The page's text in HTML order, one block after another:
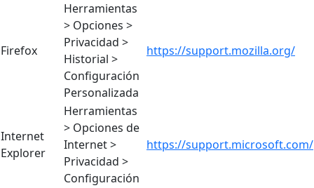
Firefox
Herramientas
> Opciones >
Privacidad >
Historial >
Configuración
Personalizada
https://support.mozilla.org/
Internet
Explorer
Herramientas
> Opciones de
Internet >
Privacidad >
Configuración
https://support.microsoft.com/